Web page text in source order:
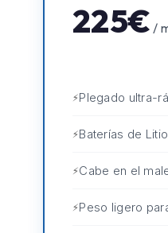
225€ /
Plegado ultra-
Baterías de
Cabe en el
Peso ligero